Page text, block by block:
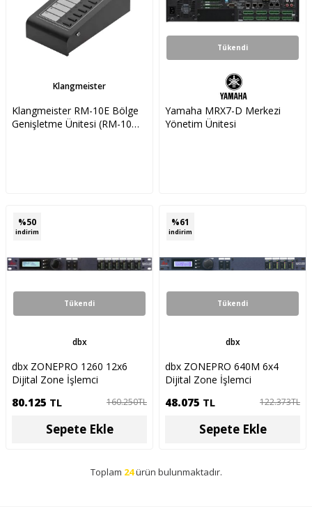
Klangmeister
Klangmeister RM-10E Bölge
Genişletme Ünitesi (RM-10
Tükendi
Yamaha MRX7-D Merkezi
Yönetim Ünitesi
%50
indirim
Tükendi
dbx
dbx ZONEPRO 1260 12x6
Dijital Zone İşlemci
80.125 TL 160.250TL
Sepete Ekle
%61
indirim
Tükendi
dbx
dbx ZONEPRO 640M 6x4
Dijital Zone İşlemci
48.075 TL 122.373TL
Sepete Ekle
Toplam 24ürün bulunmaktadır.